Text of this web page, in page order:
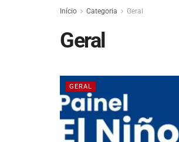
Início Categoria Geral
Geral
GERAL